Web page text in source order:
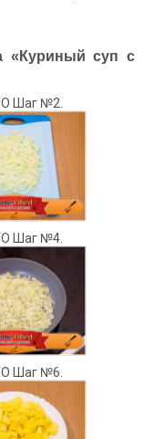
«Куриный суп с
Шаг №2.
Шаг №4.
Шаг №6.